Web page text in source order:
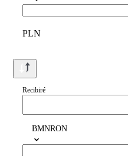
PLN
Recibiré
BMNRON